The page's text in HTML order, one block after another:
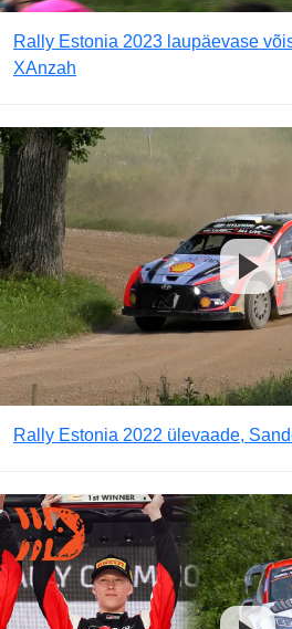
Rally Estonia 2023 laupäevase
XAnzah
Rally Estonia 2022 ülevaade,